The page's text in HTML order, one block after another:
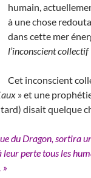
humain,
à une chose
dans cette mer
l’inconscient collectif
Cet inconscient
» et une
disait quelque
du Dragon, sortira
perte tous les